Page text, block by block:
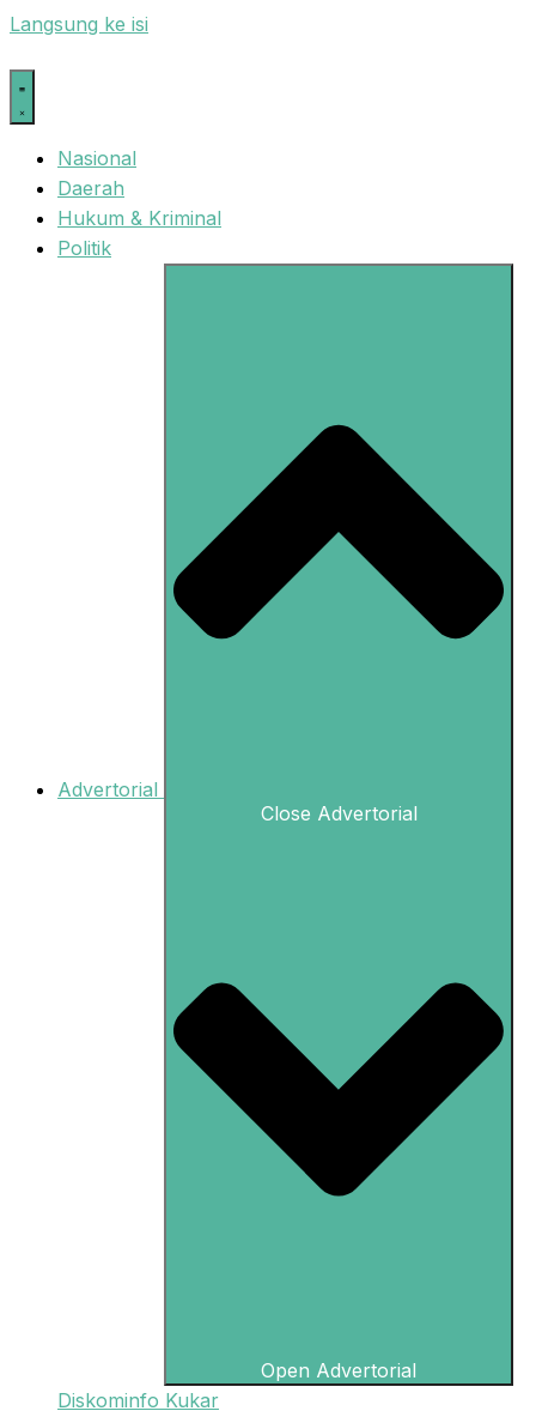
Langsung ke isi
Nasional
Daerah
Hukum & Kriminal
Politik
Advertorial
Close Advertorial
Open Advertorial
Diskominfo Kukar